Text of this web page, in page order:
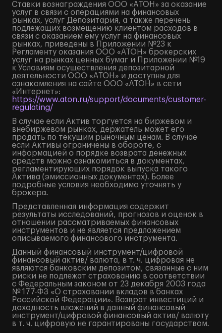
Ставки вознаграждения ООО «АТОН» за оказание
услуг в связи с операциями на финансовых
рынках, услуг Депозитария, а также перечень
подлежащих возмещению клиентом расходов в
связи с оказанием ему услуг на финансовых
рынках, приведены в Приложении №23 к
Регламенту оказания ООО «АТОН» брокерских
услуг на рынках ценных бумаг и Приложении №19
к Условиям осуществления депозитарной
деятельности ООО «АТОН» и доступны для
ознакомления на сайте ООО «АТОН» в сети
«Интернет»:
https://www.aton.ru/support/documents/customer-
regulating/
В случае если Актив торгуется на биржевом и
внебиржевом рынках, держатель может его
продать по текущим рыночным ценам. В случае
если Активы ограничены в обороте, с
информацией о порядке возврата денежных
средств можно ознакомиться в документах,
регламентирующих порядок выпуска такого
Актива (эмиссионных документах). Более
подробные условия необходимо уточнять у
брокера.
Представленная информация содержит
результаты исследований, прогнозов и оценок в
отношении рассматриваемых финансовых
инструментов и не является предложением
описываемого финансового инструмента.
Данный финансовый инструмент/цифровой
финансовый актив/ валюта, в т. ч. цифровая не
являются банковским депозитом, связанные с ним
риски не подлежат страхованию в соответствии
с Федеральным законом от 23 декабря 2003 года
№ 177-ФЗ «О страховании вкладов в банках
Российской Федерации». Возврат инвестиций и
доходность вложений в данный финансовый
инструмент/цифровой финансовый актив/ валюту
в т. ч. цифровую не гарантированы государством.